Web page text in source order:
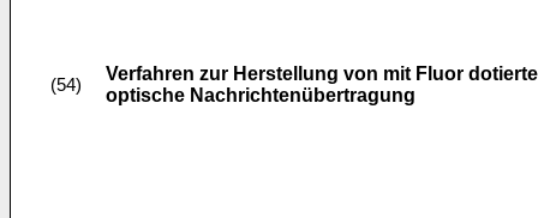
(54)
Verfahren zur Herstellung von mit Fluor
optische Nachrichtenübertragung